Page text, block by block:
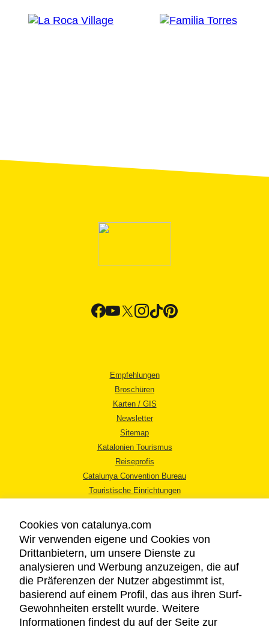
Empfehlungen
Broschüren
Karten / GIS
Newsletter
Sitemap
Katalonien Tourismus
Reiseprofis
Catalunya Convention Bureau
Touristische Einrichtungen
RECHTLICHER HINWEIS
DATENSCHUTZICHTLINIE
COOKIES
Cookies von catalunya.com
Wir verwenden eigene und Cookies von
Drittanbietern, um unsere Dienste zu
analysieren und Werbung anzuzeigen, die auf
die Präferenzen der Nutzer abgestimmt ist,
basierend auf einem Profil, das aus ihren Surf-
Gewohnheiten erstellt wurde. Weitere
Informationen findest du auf der Seite zur